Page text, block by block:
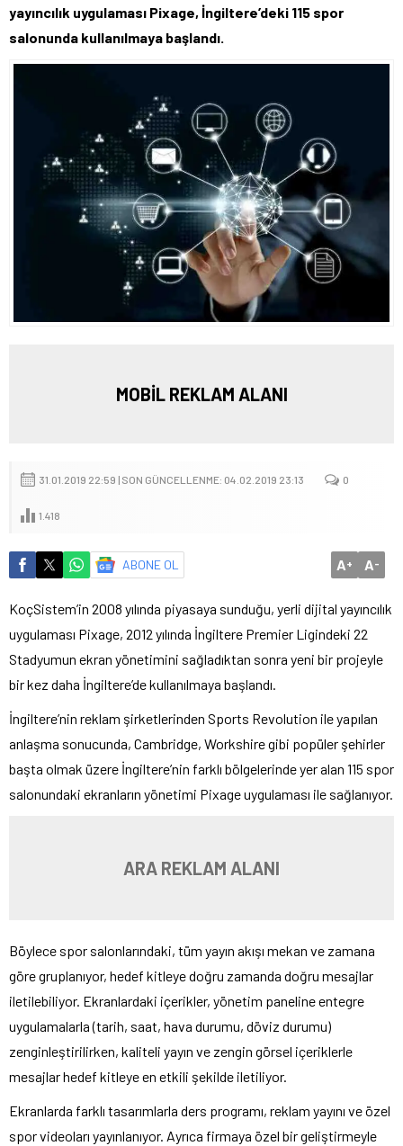
yayıncılık uygulaması Pixage, İngiltere’deki 115 spor
salonunda kullanılmaya başlandı.
MOBİL REKLAM ALANI
31.01.2019 22:59 | SON GÜNCELLENME: 04.02.2019 23:13 0
1.418
ABONE OL A+ A-
KoçSistem’in 2008 yılında piyasaya sunduğu, yerli dijital yayıncılık
uygulaması Pixage, 2012 yılında İngiltere Premier Ligindeki 22
Stadyumun ekran yönetimini sağladıktan sonra yeni bir projeyle
bir kez daha İngiltere’de kullanılmaya başlandı.
İngiltere’nin reklam şirketlerinden Sports Revolution ile yapılan
anlaşma sonucunda, Cambridge, Workshire gibi popüler şehirler
başta olmak üzere İngiltere’nin farklı bölgelerinde yer alan 115 spor
salonundaki ekranların yönetimi Pixage uygulaması ile sağlanıyor.
ARA REKLAM ALANI
Böylece spor salonlarındaki, tüm yayın akışı mekan ve zamana
göre gruplanıyor, hedef kitleye doğru zamanda doğru mesajlar
iletilebiliyor. Ekranlardaki içerikler, yönetim paneline entegre
uygulamalarla (tarih, saat, hava durumu, döviz durumu)
zenginleştirilirken, kaliteli yayın ve zengin görsel içeriklerle
mesajlar hedef kitleye en etkili şekilde iletiliyor.
Ekranlarda farklı tasarımlarla ders programı, reklam yayını ve özel
spor videoları yayınlanıyor. Ayrıca firmaya özel bir geliştirmeyle